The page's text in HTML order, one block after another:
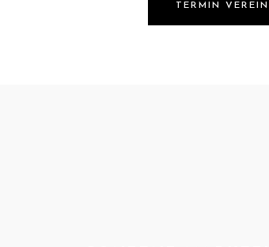
TERMIN